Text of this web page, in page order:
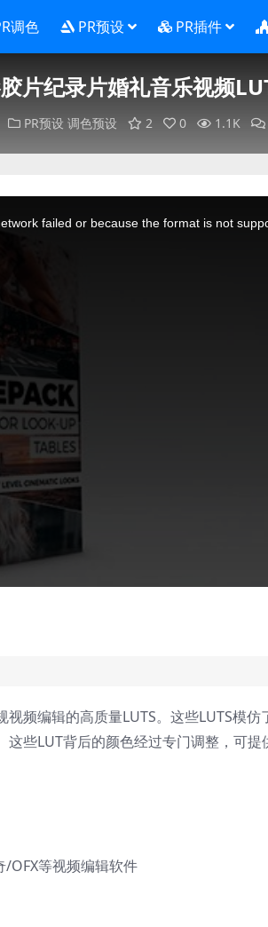
调色 PR预设 PR插件
片纪录片婚礼音乐视频
PR预设 调色预设 2 0 1.1K
failed or because the format is not
频编辑的高质量LUTS。这些LUTS模仿
些LUT背后的颜色经过专门调整，可提
/OFX等视频编辑软件